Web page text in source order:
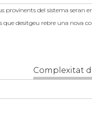
provinents del sistema seran
desitgeu rebre una nova
Complexitat